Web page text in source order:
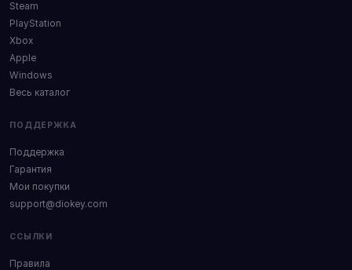
Steam
PlayStation
Xbox
Apple
Windows
Весь каталог
ПОДДЕРЖКА
Поддержка
Гарантия
Мои покупки
support@diokey.com
ССЫЛКИ
Правила